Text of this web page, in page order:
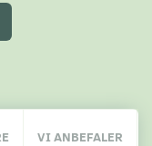
VI ANBEFALER